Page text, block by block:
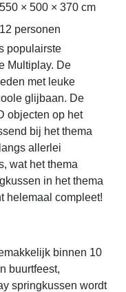
550 × 500 × 370 cm
12 personen
populairste
Multiplay. De
met leuke
glijbaan. De
objecten op het
bij het thema
allerlei
wat het thema
in het thema
helemaal compleet!
binnen 10
buurtfeest,
springkussen wordt